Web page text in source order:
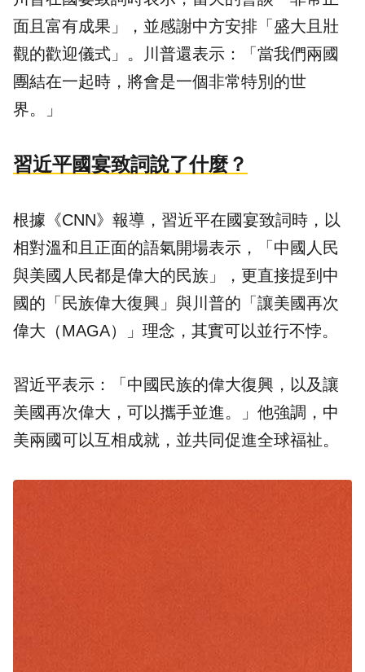
面且富有成果」，並感謝中方安排「盛大且壯
觀的歡迎儀式」。川普還表示：「當我們兩國
團結在一起時，將會是一個非常特別的世
界。」
習近平國宴致詞說了什麼？
根據《CNN》報導，習近平在國宴致詞時，以
相對溫和且正面的語氣開場表示，「中國人民
與美國人民都是偉大的民族」，更直接提到中
國的「民族偉大復興」與川普的「讓美國再次
偉大（MAGA）」理念，其實可以並行不悖。
習近平表示：「中國民族的偉大復興，以及讓
美國再次偉大，可以攜手並進。」他強調，中
美兩國可以互相成就，並共同促進全球福祉。